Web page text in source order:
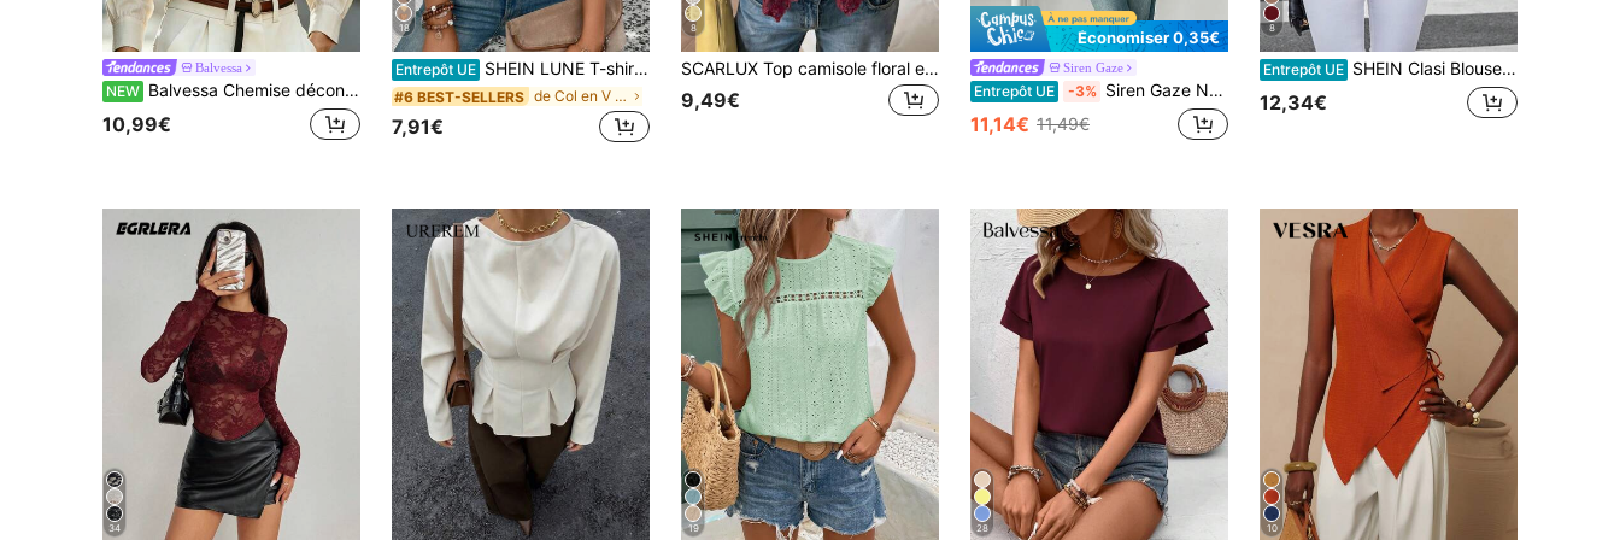
Balvessa
NEW Balvessa Chemise décontractée de couleur unie pour femme, manches longues, en lin
10,99€
18
Entrepôt UE SHEIN LUNE T-shirt décontracté polyvalent pour femmes avec col en V, manchette évasée, imprimé cœur dégradé, pour le printemps/été
#6 BEST-SELLERS de Col en V Hauts, chemisiers et t-shirts pour fem
7,91€
8
SCARLUX Top camisole floral en dentelle Y2K d'été pour femmes, col en V, fines bretelles, ourlet irrégulier, débardeur décontracté pour la rentrée scolaire, tenues de rue quotidiennes
9,49€
Économiser 0,35€
Siren Gaze
Entrepôt UE -3% Siren Gaze Nouveau T-shirt à manches cloche marron foncé, top à manches longues ample et polyvalent, convient à porter seul ou comme couche de base. Chemise à manches longues décontractée, élégante, chic et polyvalente pour femmes. Bureau Automne
11,14€ 11,49€
8
Entrepôt UE SHEIN Clasi Blouse à manches raglan en dentelle contrastée, encolure avec trou de serrure, Top à manches longues
12,34€
34 19 28 10